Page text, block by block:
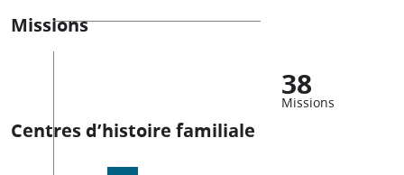
Missions
38
Missions
Centres d’histoire familiale